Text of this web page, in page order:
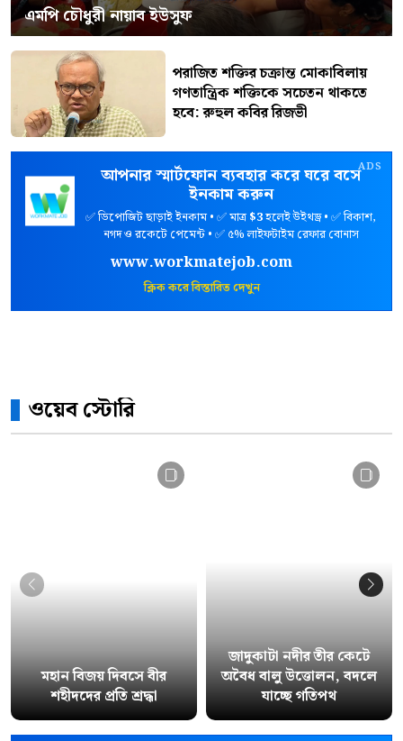
এমপি চৌধুরী নায়াব ইউসুফ
পরাজিত শক্তির চক্রান্ত মোকাবিলায়
গণতান্ত্রিক শক্তিকে সচেতন থাকতে
হবে: রুহুল কবির রিজভী
ADS
আপনার স্মার্টফোন ব্যবহার করে ঘরে বসে
ইনকাম করুন
✅ ডিপোজিট ছাড়াই ইনকাম • ✅ মাত্র$3হলেই উইথড্র • ✅ বিকাশ,
নগদ ও রকেটে পেমেন্ট • ✅ ৫% লাইফটাইম রেফার বোনাস
www.workmatejob.com
ক্লিক করে বিস্তারিত দেখুন
ওয়েব স্টোরি
মহান বিজয় দিবসে বীর
শহীদদের প্রতি শ্রদ্ধা
জাদুকাটা নদীর তীর কেটে
অবৈধ বালু উত্তোলন, বদলে
যাচ্ছে গতিপথ